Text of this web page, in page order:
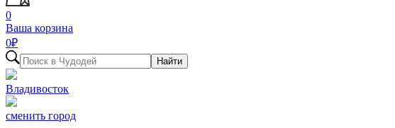
0
Ваша корзина
0₽
Найти
Владивосток
сменить город